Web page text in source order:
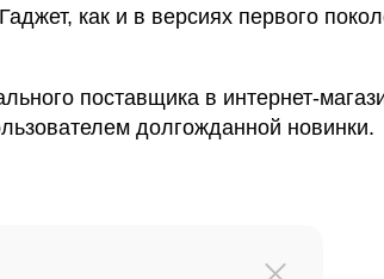
как и в версиях первого
поставщика в интернет-
долгожданной новинки.